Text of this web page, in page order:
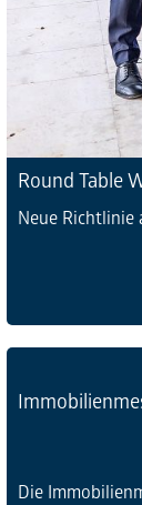
Round Table
Neue Richtlinie
Die